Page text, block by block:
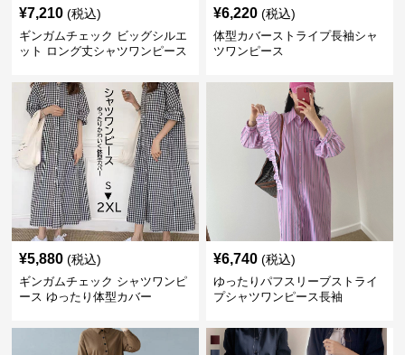
¥7,210 (税込)
ギンガムチェック ビッグシルエ
ット ロング丈シャツワンピース
¥6,220 (税込)
体型カバーストライプ長袖シャ
ツワンピース
¥5,880 (税込)
ギンガムチェック シャツワンピ
ース ゆったり体型カバー
¥6,740 (税込)
ゆったりパフスリーブストライ
プシャツワンピース長袖